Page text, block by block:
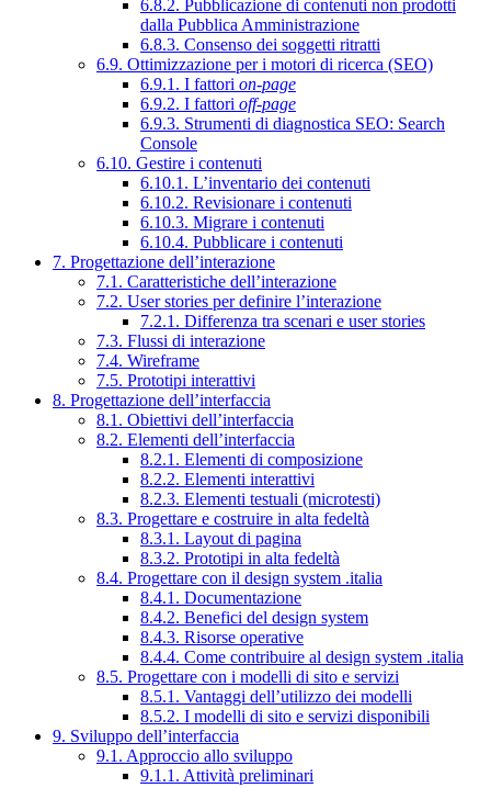
6.8.2. Pubblicazione di contenuti non prodotti
dalla Pubblica Amministrazione
6.8.3. Consenso dei soggetti ritratti
6.9. Ottimizzazione per i motori di ricerca (SEO)
6.9.1. I fattori on-page
6.9.2. I fattori off-page
6.9.3. Strumenti di diagnostica SEO: Search
Console
6.10. Gestire i contenuti
6.10.1. L’inventario dei contenuti
6.10.2. Revisionare i contenuti
6.10.3. Migrare i contenuti
6.10.4. Pubblicare i contenuti
7. Progettazione dell’interazione
7.1. Caratteristiche dell’interazione
7.2. User stories per definire l’interazione
7.2.1. Differenza tra scenari e user stories
7.3. Flussi di interazione
7.4. Wireframe
7.5. Prototipi interattivi
8. Progettazione dell’interfaccia
8.1. Obiettivi dell’interfaccia
8.2. Elementi dell’interfaccia
8.2.1. Elementi di composizione
8.2.2. Elementi interattivi
8.2.3. Elementi testuali (microtesti)
8.3. Progettare e costruire in alta fedeltà
8.3.1. Layout di pagina
8.3.2. Prototipi in alta fedeltà
8.4. Progettare con il design system .italia
8.4.1. Documentazione
8.4.2. Benefici del design system
8.4.3. Risorse operative
8.4.4. Come contribuire al design system .italia
8.5. Progettare con i modelli di sito e servizi
8.5.1. Vantaggi dell’utilizzo dei modelli
8.5.2. I modelli di sito e servizi disponibili
9. Sviluppo dell’interfaccia
9.1. Approccio allo sviluppo
9.1.1. Attività preliminari